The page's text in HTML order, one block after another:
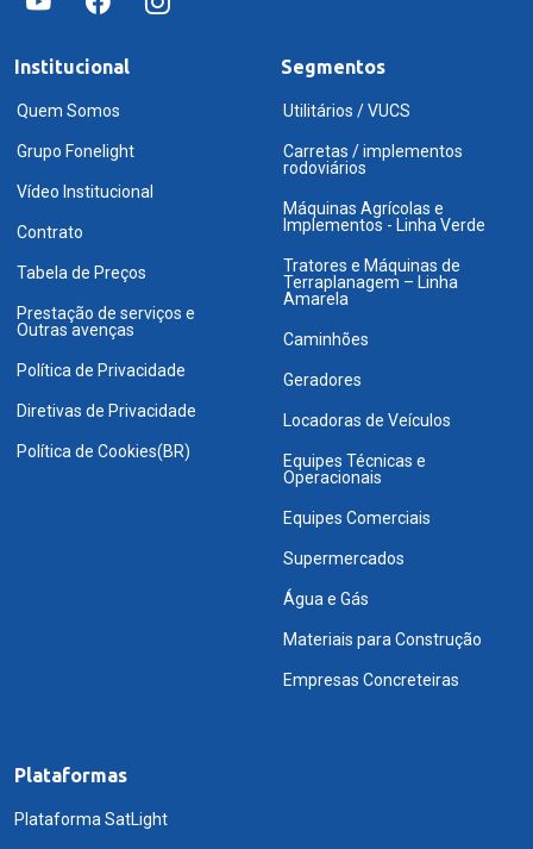
Institucional
Quem Somos
Grupo Fonelight
Vídeo Institucional
Contrato
Tabela de Preços
Prestação de serviços e
Outras avenças
Política de Privacidade
Diretivas de Privacidade
Política de Cookies(BR)
Segmentos
Utilitários / VUCS
Carretas / implementos
rodoviários
Máquinas Agrícolas e
Implementos - Linha Verde
Tratores e Máquinas de
Terraplanagem – Linha
Amarela
Caminhões
Geradores
Locadoras de Veículos
Equipes Técnicas e
Operacionais
Equipes Comerciais
Supermercados
Água e Gás
Materiais para Construção
Empresas Concreteiras
Plataformas
Plataforma SatLight